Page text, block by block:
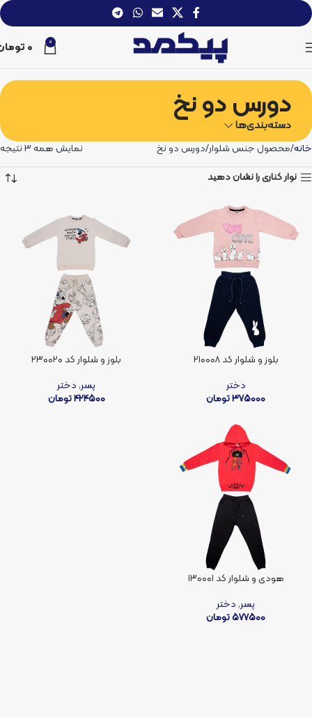
0
0
دورس دو نخ
دسته‌بندی‌ها
خانه محصول جنس شلوار دورس دو نخ
نمایش همه 3 نتیجه
نوار کناری را نشان دهید
بلوز و شلوار کد ۲۱۰۰۰۸
دختر
375000تومان
بلوز و شلوار کد ۲۳۰۰۲۰
پسر,دختر
424500تومان
هودی و شلوار کد ۱۳۰۰۰۱
پسر,دختر
577500تومان